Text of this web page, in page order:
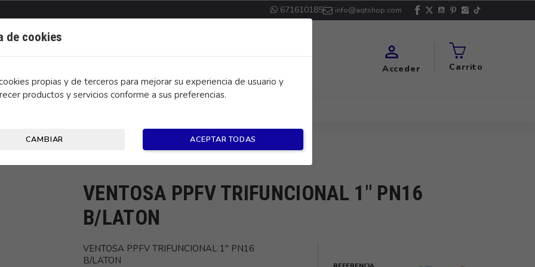
de cookies
propias y de terceros para mejorar su experiencia de usuario y
productos y servicios conforme a sus preferencias.
CAMBIAR ACEPTAR TODAS
671610185 info@aqtshop.com

Acceder Carrito
1" PN16 B/LATON
VENTOSA PPFV TRIFUNCIONAL 1" PN16
B/LATON
VENTOSA PPFV TRIFUNCIONAL 1" PN16
B/LATON